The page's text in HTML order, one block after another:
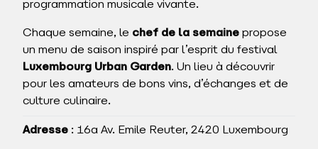
programmation musicale vivante.
Chaque semaine, le chef de la semaine propose
un menu de saison inspiré par l’esprit du festival
Luxembourg Urban Garden. Un lieu à découvrir
pour les amateurs de bons vins, d’échanges et de
culture culinaire.
Adresse : 16a Av. Emile Reuter, 2420 Luxembourg